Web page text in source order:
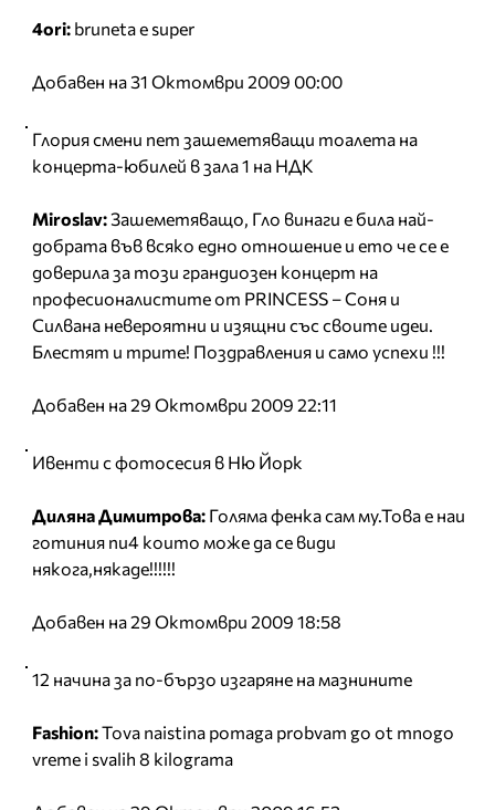
4ori: bruneta e super
Добавен на 31 Октомври 2009 00:00
Глория смени пет зашеметяващи тоалета на
концерта-юбилей в зала 1 на НДК
Miroslav:Зашеметяващо, Гло винаги е била най-
добрата във всяко едно отношение и ето че се е
доверила за този грандиозен концерт на
професионалистите от PRINCESS – Соня и
Силвана невероятни и изящни със своите идеи.
Блестят и трите! Поздравления и само успехи !!!
Добавен на 29 Октомври 2009 22:11
Ивенти с фотосесия в Ню Йорк
Диляна Димитрова: Голяма фенка сам му.Това е наи
готиния пи4 които може да се види
някога,някаде!!!!!!
Добавен на 29 Октомври 2009 18:58
12 начина за по-бързо изгаряне на мазнините
Fashion:Tova naistina pomaga probvam go ot mnogo
vreme i svalih 8 kilograma